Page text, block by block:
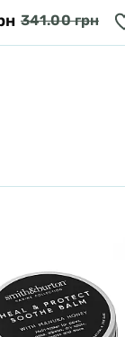
качки
341.00 грн